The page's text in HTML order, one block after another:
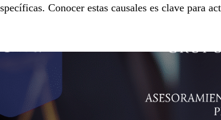
Conocer estas causales es clave para